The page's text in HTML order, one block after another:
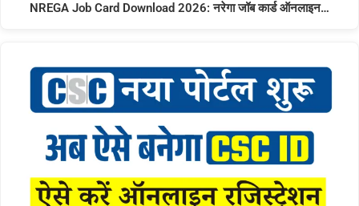
NREGA Job Card Download 2026: नरेगा जॉब कार्ड ऑनलाइन…